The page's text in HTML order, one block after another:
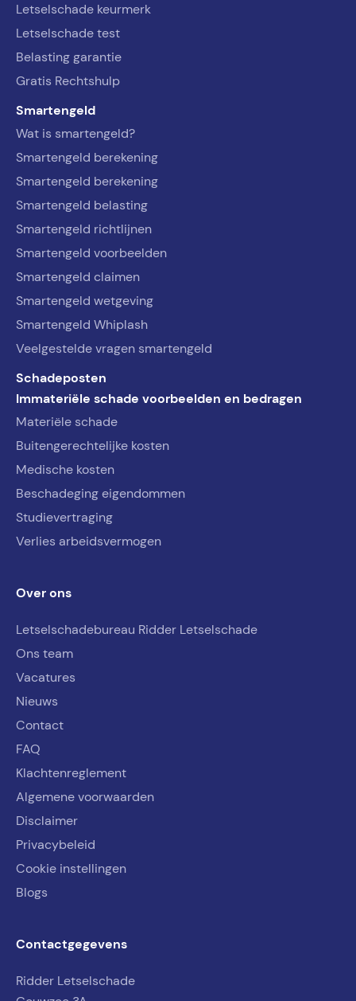
Letselschade keurmerk
Letselschade test
Belasting garantie
Gratis Rechtshulp
Smartengeld
Wat is smartengeld?
Smartengeld berekening
Smartengeld berekening
Smartengeld belasting
Smartengeld richtlijnen
Smartengeld voorbeelden
Smartengeld claimen
Smartengeld wetgeving
Smartengeld Whiplash
Veelgestelde vragen smartengeld
Schadeposten
Immateriële schade voorbeelden en bedragen
Materiële schade
Buitengerechtelijke kosten
Medische kosten
Beschadeging eigendommen
Studievertraging
Verlies arbeidsvermogen
Over ons
Letselschadebureau Ridder Letselschade
Ons team
Vacatures
Nieuws
Contact
FAQ
Klachtenreglement
Algemene voorwaarden
Disclaimer
Privacybeleid
Cookie instellingen
Blogs
Contactgegevens
Ridder Letselschade